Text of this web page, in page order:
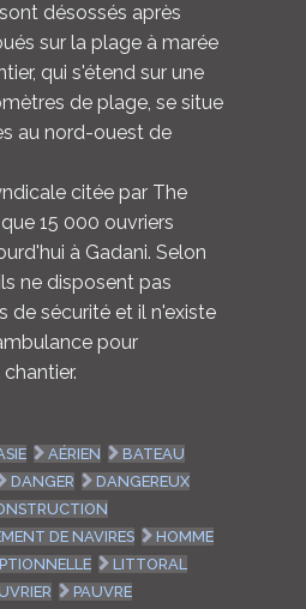
désossés après
sur la plage à marée
qui s'étend sur une
de plage, se situe
au nord-ouest de
citée par The
15 000 ouvriers
à Gadani. Selon
ne disposent pas
de sécurité et il n'existe
pour
AÉRIEN
BATEAU
DANGER
DANGEREUX
DE NAVIRES
HOMME
LITTORAL
PAUVRE